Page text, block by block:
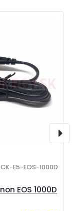
EOS 1000D
E5-EOS-1000D